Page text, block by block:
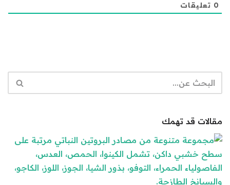
0 تعليقات
مقالات قد تهمك